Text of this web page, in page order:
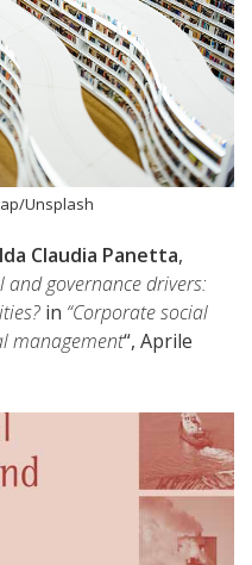
Unsplash
Claudia Panetta,
governance drivers:
in “Corporate social
management“, Aprile